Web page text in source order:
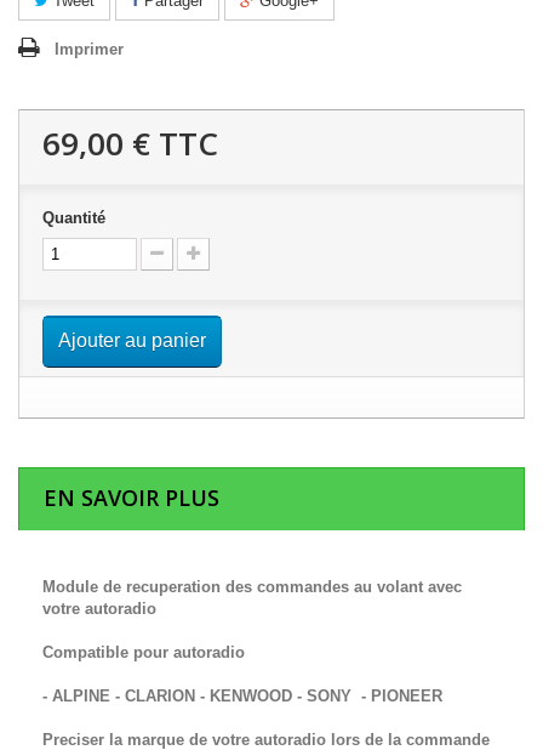
Imprimer
69,00 € TTC
Quantité
Ajouter au panier
EN SAVOIR PLUS
Module de recuperation des commandes au volant avec
votre autoradio
Compatible pour autoradio
- ALPINE - CLARION - KENWOOD - SONY - PIONEER
Preciser la marque de votre autoradio lors de la commande